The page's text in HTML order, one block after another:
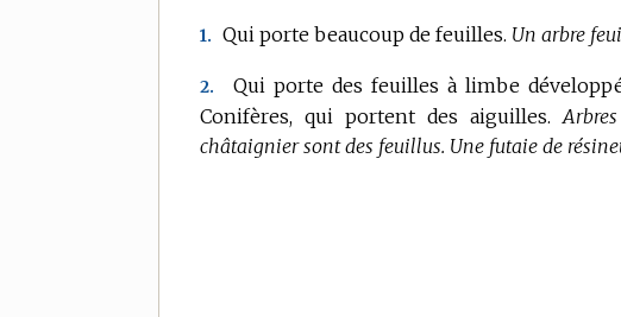
1. Qui porte beaucoup de feuilles. Un arbre
2.
Qui porte des feuilles à limbe
Conifères, qui portent des aiguilles.
châtaignier sont des feuillus. Une futaie de